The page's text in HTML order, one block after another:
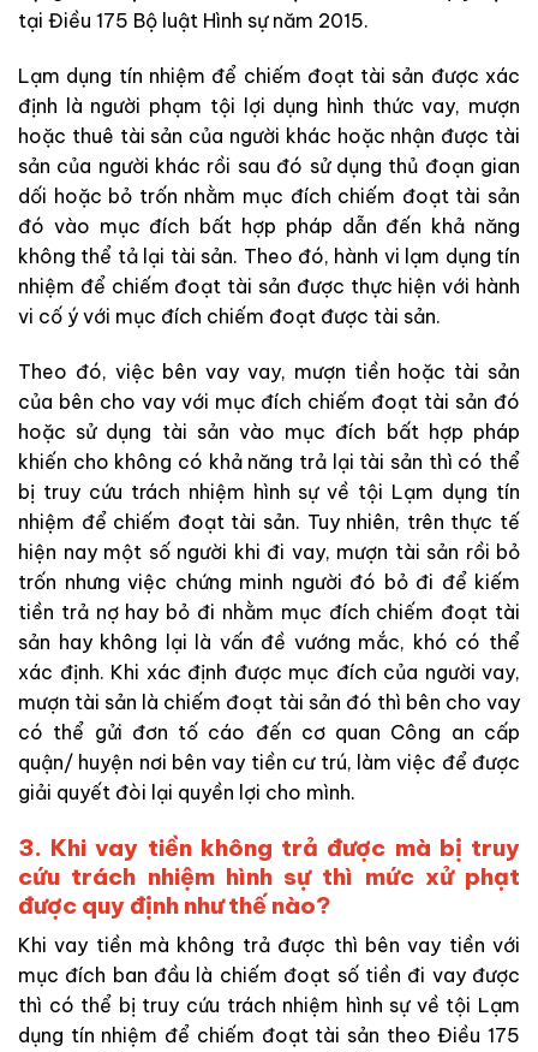
tại Điều 175 Bộ luật Hình sự năm 2015.
Lạm dụng tín nhiệm để chiếm đoạt tài sản được xác
định là người phạm tội lợi dụng hình thức vay, mượn
hoặc thuê tài sản của người khác hoặc nhận được tài
sản của người khác rồi sau đó sử dụng thủ đoạn gian
dối hoặc bỏ trốn nhằm mục đích chiếm đoạt tài sản
đó vào mục đích bất hợp pháp dẫn đến khả năng
không thể tả lại tài sản. Theo đó, hành vi lạm dụng tín
nhiệm để chiếm đoạt tài sản được thực hiện với hành
vi cố ý với mục đích chiếm đoạt được tài sản.
Theo đó, việc bên vay vay, mượn tiền hoặc tài sản
của bên cho vay với mục đích chiếm đoạt tài sản đó
hoặc sử dụng tài sản vào mục đích bất hợp pháp
khiến cho không có khả năng trả lại tài sản thì có thể
bị truy cứu trách nhiệm hình sự về tội Lạm dụng tín
nhiệm để chiếm đoạt tài sản. Tuy nhiên, trên thực tế
hiện nay một số người khi đi vay, mượn tài sản rồi bỏ
trốn nhưng việc chứng minh người đó bỏ đi để kiếm
tiền trả nợ hay bỏ đi nhằm mục đích chiếm đoạt tài
sản hay không lại là vấn đề vướng mắc, khó có thể
xác định. Khi xác định được mục đích của người vay,
mượn tài sản là chiếm đoạt tài sản đó thì bên cho vay
có thể gửi đơn tố cáo đến cơ quan Công an cấp
quận/ huyện nơi bên vay tiền cư trú, làm việc để được
giải quyết đòi lại quyền lợi cho mình.
3. Khi vay tiền không trả được mà bị truy
cứu trách nhiệm hình sự thì mức xử phạt
được quy định như thế nào?
Khi vay tiền mà không trả được thì bên vay tiền với
mục đích ban đầu là chiếm đoạt số tiền đi vay được
thì có thể bị truy cứu trách nhiệm hình sự về tội Lạm
dụng tín nhiệm để chiếm đoạt tài sản theo Điều 175